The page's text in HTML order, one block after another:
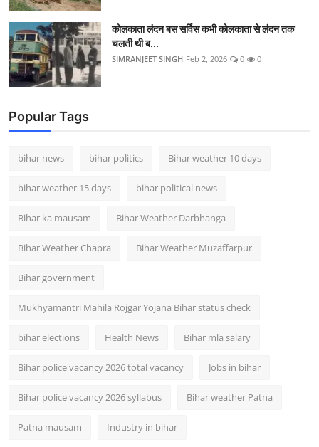
कोलकाता लंदन बस सर्विस कभी कोलकाता से लंदन तक
चलती थी ब...
SIMRANJEET SINGH Feb 2, 2026 0 0
Popular Tags
bihar news bihar politics Bihar weather 10 days
bihar weather 15 days bihar political news
Bihar ka mausam Bihar Weather Darbhanga
Bihar Weather Chapra Bihar Weather Muzaffarpur
Bihar government
Mukhyamantri Mahila Rojgar Yojana Bihar status check
bihar elections Health News Bihar mla salary
Bihar police vacancy 2026 total vacancy Jobs in bihar
Bihar police vacancy 2026 syllabus Bihar weather Patna
Patna mausam Industry in bihar